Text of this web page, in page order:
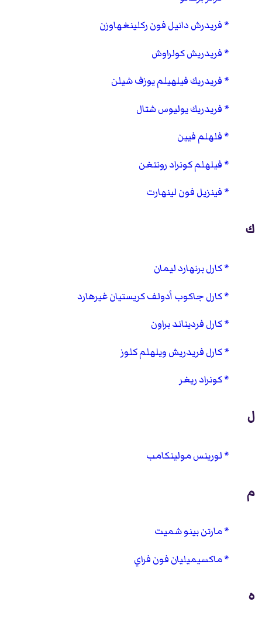
فريدرش دانيل فون ركلينغهاوزن
فريدريش كولراوش
فريدريك فيلهيلم يوزف شيلن
فريدريك يوليوس شتال
فلهلم فيين
فيلهلم كونراد رونتغن
فينزيل فون لينهارت
ك
كارل برنهارد ليمان
كارل جاكوب أدولف كريستيان غيرهارد
كارل فرديناند براون
كارل فريدريش ويلهلم كلوز
كونراد ريغر
ل
لورينس مولينكامب
م
مارتن بينو شميت
ماكسيميليان فون فراي
ه